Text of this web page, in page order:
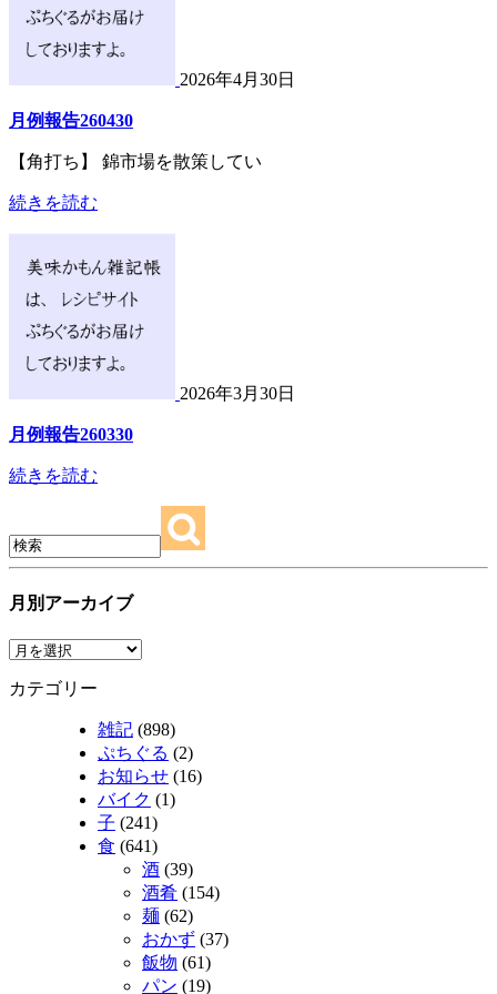
2026年4月30日
月例報告260430
【角打ち】 錦市場を散策してい
続きを読む
2026年3月30日
月例報告260330
続きを読む
月別アーカイブ
カテゴリー
雑記 (898)
ぷちぐる (2)
お知らせ (16)
バイク (1)
子 (241)
食 (641)
酒 (39)
酒肴 (154)
麺 (62)
おかず (37)
飯物 (61)
パン (19)